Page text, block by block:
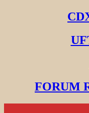
FORUM